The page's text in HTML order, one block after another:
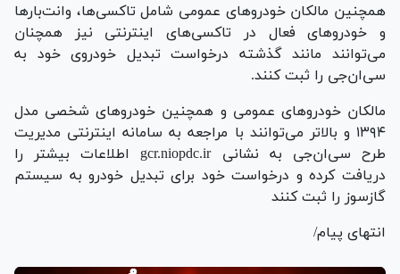
همچنین مالکان خودرو‌های عمومی شامل تاکسی‌ها، وانت‌بار‌ها
و خودرو‌های فعال در تاکسی‌های اینترنتی نیز همچنان
می‌توانند مانند گذشته درخواست تبدیل خودروی خود به
سی‌ان‌جی را ثبت کنند.
مالکان خودرو‌های عمومی و همچنین خودرو‌های شخصی مدل
۱۳۹۴ و بالاتر می‌توانند با مراجعه به سامانه اینترنتی مدیریت
طرح سی‌ان‌جی به نشانی gcr.niopdc.ir اطلاعات بیشتر را
دریافت کرده و درخواست خود برای تبدیل خودرو به سیستم
گازسوز را ثبت کنند
انتهای پیام/